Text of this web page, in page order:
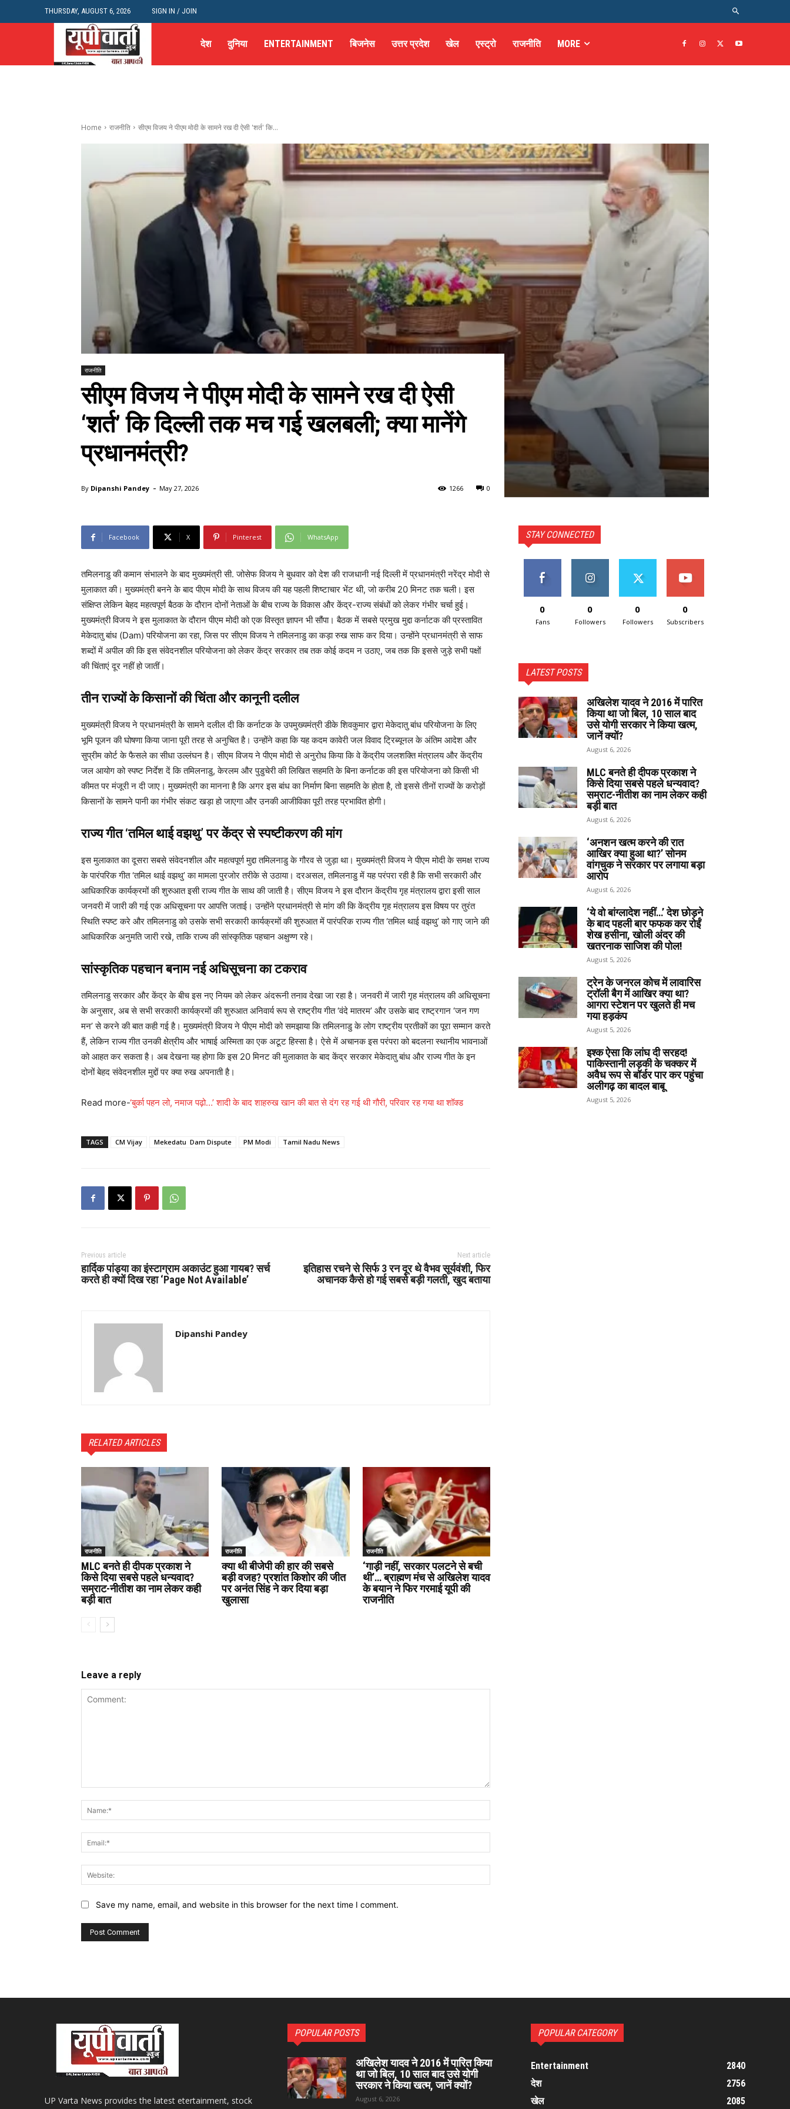
THURSDAY, AUGUST 6, 2026 SIGN IN / JOIN
देश दुनिया ENTERTAINMENT बिजनेस उत्तर प्रदेश खेल एस्ट्रो राजनीति MORE
Home राजनीति सीएम विजय ने पीएम मोदी के सामने रख दी ऐसी 'शर्त' कि...
राजनीति
सीएम विजय ने पीएम मोदी के सामने रख दी ऐसी
‘शर्त’ कि दिल्ली तक मच गई खलबली; क्या मानेंगे
प्रधानमंत्री?
By Dipanshi Pandey - May 27, 2026 0
1266
Facebook X Pinterest WhatsApp
तमिलनाडु की कमान संभालने के बाद मुख्यमंत्री सी. जोसेफ विजय ने बुधवार को देश की राजधानी नई दिल्ली में प्रधानमंत्री नरेंद्र मोदी से
मुलाकात की। मुख्यमंत्री बनने के बाद पीएम मोदी के साथ विजय की यह पहली शिष्टाचार भेंट थी, जो करीब 20 मिनट तक चली। इस
संक्षिप्त लेकिन बेहद महत्वपूर्ण बैठक के दौरान दोनों नेताओं के बीच राज्य के विकास और केंद्र-राज्य संबंधों को लेकर गंभीर चर्चा हुई।
मुख्यमंत्री विजय ने इस मुलाकात के दौरान पीएम मोदी को एक विस्तृत ज्ञापन भी सौंपा। बैठक में सबसे प्रमुख मुद्दा कर्नाटक की प्रस्तावित
मेकेदातु बांध (Dam) परियोजना का रहा, जिस पर सीएम विजय ने तमिलनाडु का कड़ा रुख साफ कर दिया। उन्होंने प्रधानमंत्री से साफ
शब्दों में अपील की कि इस संवेदनशील परियोजना को लेकर केंद्र सरकार तब तक कोई कदम न उठाए, जब तक कि इससे जुड़े सभी पक्षों
की चिंताएं दूर नहीं हो जातीं।
तीन राज्यों के किसानों की चिंता और कानूनी दलील
मुख्यमंत्री विजय ने प्रधानमंत्री के सामने दलील दी कि कर्नाटक के उपमुख्यमंत्री डीके शिवकुमार द्वारा मेकेदातु बांध परियोजना के लिए
भूमि पूजन की घोषणा किया जाना पूरी तरह से अनुचित है। उन्होंने कहा कि यह कदम कावेरी जल विवाद ट्रिब्यूनल के अंतिम आदेश और
सुप्रीम कोर्ट के फैसले का सीधा उल्लंघन है। सीएम विजय ने पीएम मोदी से अनुरोध किया कि वे केंद्रीय जलशक्ति मंत्रालय और केंद्रीय
जल आयोग को स्पष्ट निर्देश दें कि तमिलनाडु, केरलम और पुडुचेरी की लिखित सहमति के बिना कर्नाटक की इस परियोजना को किसी भी
कीमत पर मंजूरी न दी जाए। मुख्यमंत्री का मानना है कि अगर इस बांध का निर्माण बिना सहमति के होता है, तो इससे तीनों राज्यों के करोड़ों
किसानों के सामने पानी का गंभीर संकट खड़ा हो जाएगा और उनकी आजीविका पूरी तरह प्रभावित होगी।
राज्य गीत ‘तमिल थाई वझथु’ पर केंद्र से स्पष्टीकरण की मांग
इस मुलाकात का दूसरा सबसे संवेदनशील और महत्वपूर्ण मुद्दा तमिलनाडु के गौरव से जुड़ा था। मुख्यमंत्री विजय ने पीएम मोदी के समक्ष राज्य
के पारंपरिक गीत ‘तमिल थाई वझथु’ का मामला पुरजोर तरीके से उठाया। दरअसल, तमिलनाडु में यह परंपरा रही है कि सभी सरकारी और
आधिकारिक कार्यक्रमों की शुरुआत इसी राज्य गीत के साथ की जाती है। सीएम विजय ने इस दौरान केंद्रीय गृह मंत्रालय द्वारा इसी साल
जनवरी में जारी की गई एक अधिसूचना पर आपत्ति जताई। उन्होंने प्रधानमंत्री से मांग की कि केंद्रीय गृह मंत्रालय इस विषय पर तुरंत
स्थिति स्पष्ट करे और तमिलनाडु को उसके सभी सरकारी कार्यक्रमों की शुरुआत में पारंपरिक राज्य गीत ‘तमिल थाई वझथु’ को गाए जाने की
आधिकारिक अनुमति जारी रखे, ताकि राज्य की सांस्कृतिक पहचान अक्षुण्ण रहे।
सांस्कृतिक पहचान बनाम नई अधिसूचना का टकराव
तमिलनाडु सरकार और केंद्र के बीच इस नए नियम को लेकर अंदरूनी तनाव देखा जा रहा है। जनवरी में जारी गृह मंत्रालय की अधिसूचना
के अनुसार, अब से सभी सरकारी कार्यक्रमों की शुरुआत अनिवार्य रूप से राष्ट्रीय गीत ‘वंदे मातरम’ और उसके बाद राष्ट्रगान ‘जन गण
मन’ से करने की बात कही गई है। मुख्यमंत्री विजय ने पीएम मोदी को समझाया कि तमिलनाडु के लोग राष्ट्रीय प्रतीकों का पूरा सम्मान करते
हैं, लेकिन राज्य गीत उनकी क्षेत्रीय और भाषाई अस्मिता का एक अटूट हिस्सा है। ऐसे में अचानक इस परंपरा को बदलना स्थानीय भावनाओं
को आहत कर सकता है। अब देखना यह होगा कि इस 20 मिनट की मुलाकात के बाद केंद्र सरकार मेकेदातु बांध और राज्य गीत के इन
दोनों बेहद संवेदनशील मुद्दों पर क्या रुख अपनाती है।
Read more-‘बुर्का पहन लो, नमाज पढ़ो…’ शादी के बाद शाहरुख खान की बात से दंग रह गई थी गौरी, परिवार रह गया था शॉक्ड
TAGS CM Vijay Mekedatu Dam Dispute PM Modi Tamil Nadu News
Previous article
हार्दिक पांड्या का इंस्टाग्राम अकाउंट हुआ गायब? सर्च
करते ही क्यों दिख रहा ‘Page Not Available’
Next article
इतिहास रचने से सिर्फ 3 रन दूर थे वैभव सूर्यवंशी, फिर
अचानक कैसे हो गई सबसे बड़ी गलती, खुद बताया
Dipanshi Pandey
RELATED ARTICLES
राजनीति
MLC बनते ही दीपक प्रकाश ने
किसे दिया सबसे पहले धन्यवाद?
सम्राट-नीतीश का नाम लेकर कही
बड़ी बात
राजनीति
क्या थी बीजेपी की हार की सबसे
बड़ी वजह? प्रशांत किशोर की जीत
पर अनंत सिंह ने कर दिया बड़ा
खुलासा
राजनीति
‘गाड़ी नहीं, सरकार पलटने से बची
थी’… ब्राह्मण मंच से अखिलेश यादव
के बयान ने फिर गरमाई यूपी की
राजनीति
Leave a reply
Save my name, email, and website in this browser for the next time I comment.
STAY CONNECTED
0
Fans
0
Followers
0
Followers
0
Subscribers
LATEST POSTS
अखिलेश यादव ने 2016 में पारित
किया था जो बिल, 10 साल बाद
उसे योगी सरकार ने किया खत्म,
जानें क्यों?
August 6, 2026
MLC बनते ही दीपक प्रकाश ने
किसे दिया सबसे पहले धन्यवाद?
सम्राट-नीतीश का नाम लेकर कही
बड़ी बात
August 6, 2026
‘अनशन खत्म करने की रात
आखिर क्या हुआ था?’ सोनम
वांगचुक ने सरकार पर लगाया बड़ा
आरोप
August 6, 2026
‘ये वो बांग्लादेश नहीं…’ देश छोड़ने
के बाद पहली बार फफक कर रोईं
शेख हसीना, खोली अंदर की
खतरनाक साजिश की पोल!
August 5, 2026
ट्रेन के जनरल कोच में लावारिस
ट्रॉली बैग में आखिर क्या था?
आगरा स्टेशन पर खुलते ही मच
गया हड़कंप
August 5, 2026
इश्क ऐसा कि लांघ दी सरहद!
पाकिस्तानी लड़की के चक्कर में
अवैध रूप से बॉर्डर पार कर पहुंचा
अलीगढ़ का बादल बाबू
August 5, 2026
UP Varta News provides the latest etertainment, stock
POPULAR POSTS
अखिलेश यादव ने 2016 में पारित किया
था जो बिल, 10 साल बाद उसे योगी
सरकार ने किया खत्म, जानें क्यों?
August 6, 2026
POPULAR CATEGORY
Entertainment
2840
देश
2756
खेल
2085